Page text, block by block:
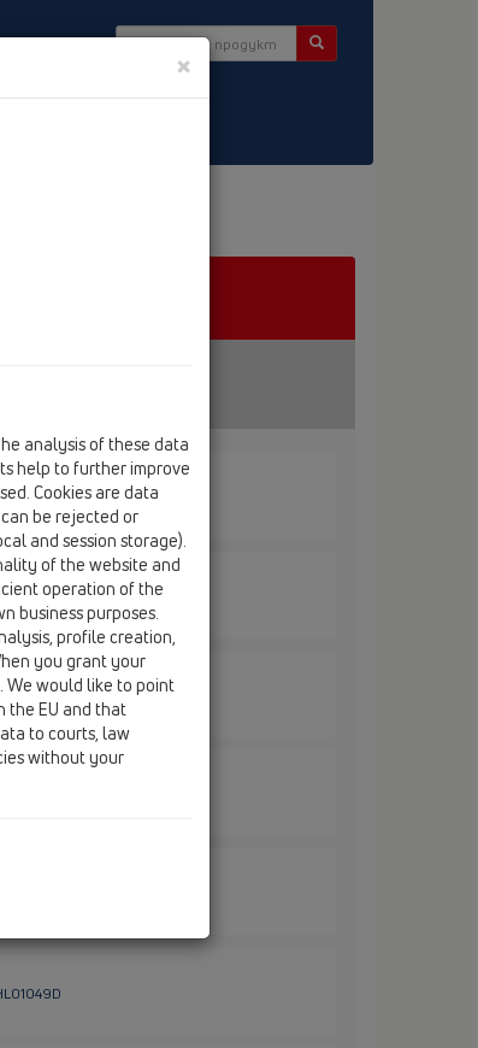
×
analysis of these data
help to further improve
Cookies are data
be rejected or
and session storage).
of the website and
operation of the
business purposes.
profile creation,
you grant your
We would like to point
the EU and that
to courts, law
without your